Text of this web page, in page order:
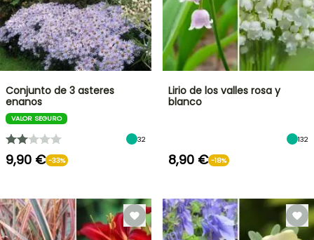
Conjunto de 3 asteres
enanos
VALOR SEGURO
32
9,90 € -33%
Lirio de los valles rosa y
blanco
132
8,90 € -18%